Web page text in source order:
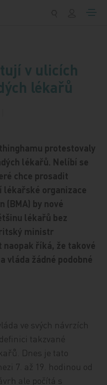
v ulicích
lékařů
protestovaly
lékařů. Nelíbí se
chce prosadit
lékařské organizace
(BMA) by nové
lékařů bez
ministr
říká, že takové
vláda žádné podobné
ve svých návrzích
takzvané
Dnes je tato
7. až 19. hodinou od
ale počítá s